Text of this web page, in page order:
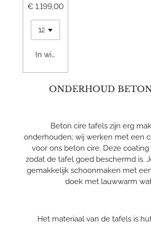
€ 1.199,00
In winkelwagen
ONDERHOUD
Beton cire tafels zijn erg
onderhouden; wij werken met een
voor ons beton cire. Deze
zodat de tafel goed beschermd is.
gemakkelijk schoonmaken met
doek met lauwwarm
Het materiaal van de tafels is